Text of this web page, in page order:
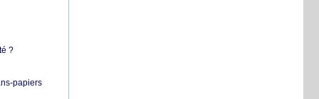
?
papiers